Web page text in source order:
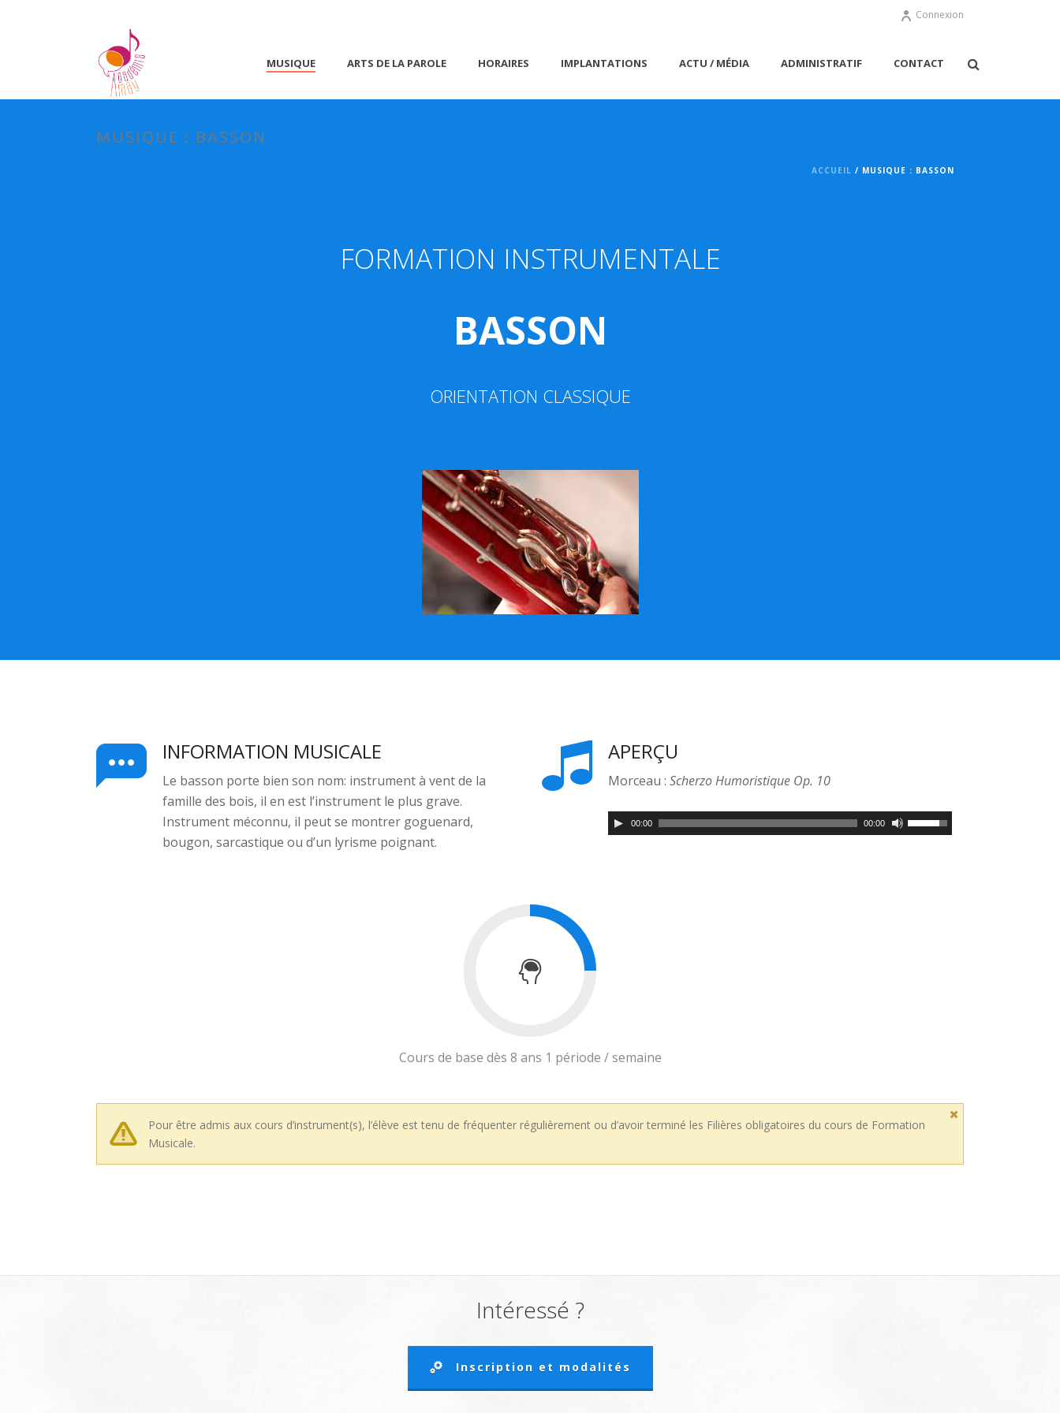
Connexion
MUSIQUE ARTS DE LA PAROLE HORAIRES IMPLANTATIONS ACTU / MÉDIA ADMINISTRATIF CONTACT
MUSIQUE : BASSON
ACCUEIL / MUSIQUE : BASSON
FORMATION INSTRUMENTALE
BASSON
ORIENTATION CLASSIQUE
INFORMATION MUSICALE
Le basson porte bien son nom: instrument à vent de la
famille des bois, il en est l’instrument le plus grave.
Instrument méconnu, il peut se montrer goguenard,
bougon, sarcastique ou d’un lyrisme poignant.
APERÇU
Morceau : Scherzo Humoristique Op. 10
00:00 00:00
Cours de base dès 8 ans 1 période / semaine
Pour être admis aux cours d’instrument(s), l’élève est tenu de fréquenter régulièrement ou d’avoir terminé les Filières obligatoires du cours de Formation
Musicale.
Intéressé ?
Inscription et modalités